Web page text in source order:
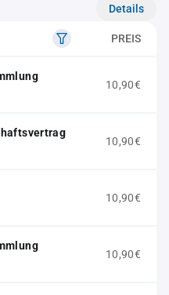
Details
PREIS
10,90€
10,90€
10,90€
10,90€